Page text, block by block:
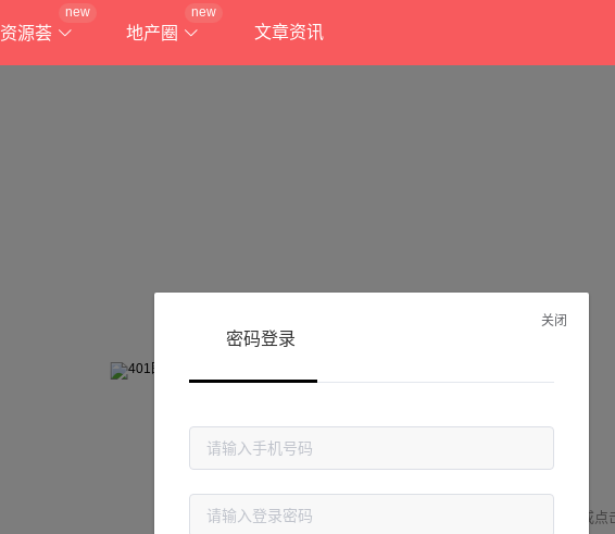
资源荟
new
地产圈
new
文章资讯
抱歉!
请检查您输入的网址是否正确，或点
关闭
密码登录